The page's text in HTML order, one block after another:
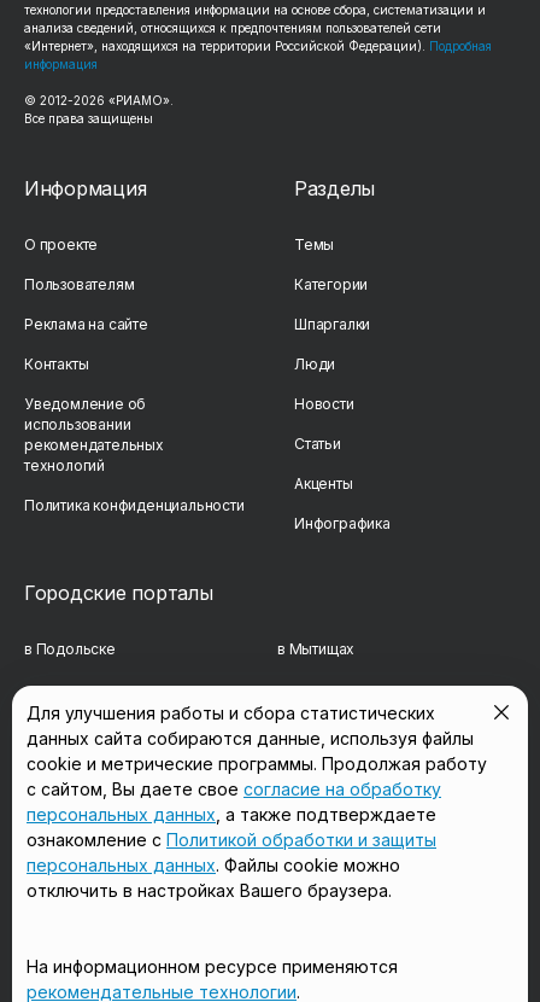
технологии предоставления информации на основе сбора, систематизации и
анализа сведений, относящихся к предпочтениям пользователей сети
«Интернет», находящихся на территории Российской Федерации). Подробная
информация
© 2012-2026 «РИАМО».
Все права защищены
Информация
О проекте
Пользователям
Реклама на сайте
Контакты
Уведомление об
использовании
рекомендательных
технологий
Политика конфиденциальности
Разделы
Темы
Категории
Шпаргалки
Люди
Новости
Статьи
Акценты
Инфографика
Городские порталы
в Подольске в Мытищах
в Сергиевом Посаде в Люберцах
в Красногорске в Королёве
в Домодедово в Щёлково
Мы в соцсетях
Для улучшения работы и сбора статистических
данных сайта собираются данные, используя файлы
cookie и метрические программы. Продолжая работу
с сайтом, Вы даете свое согласие на обработку
персональных данных , а также подтверждаете
ознакомление с Политикой обработки и защиты
персональных данных. Файлы cookie можно
отключить в настройках Вашего браузера.
На информационном ресурсе применяются
рекомендательные технологии.